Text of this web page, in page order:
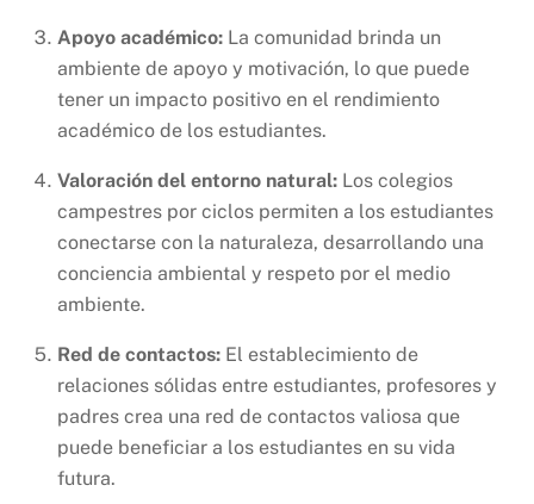
Apoyo académico: La comunidad brinda un
ambiente de apoyo y motivación, lo que puede
tener un impacto positivo en el rendimiento
académico de los estudiantes.
Valoración del entorno natural: Los colegios
campestres por ciclos permiten a los estudiantes
conectarse con la naturaleza, desarrollando una
conciencia ambiental y respeto por el medio
ambiente.
Red de contactos: El establecimiento de
relaciones sólidas entre estudiantes, profesores y
padres crea una red de contactos valiosa que
puede beneficiar a los estudiantes en su vida
futura.